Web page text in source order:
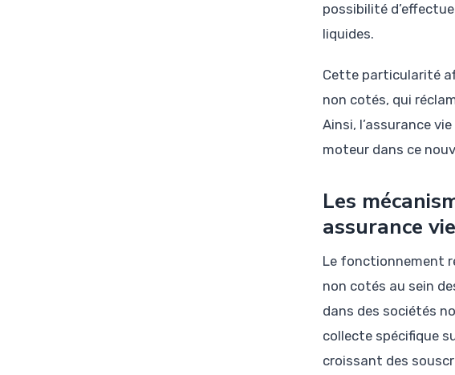
possibilité
liquides.
Cette particularité
non cotés, qui
Ainsi, l’assurance
moteur dans ce
Les
assurance vie
Le fonctionnement
non cotés au sein
dans des sociétés
collecte spécifique
croissant des